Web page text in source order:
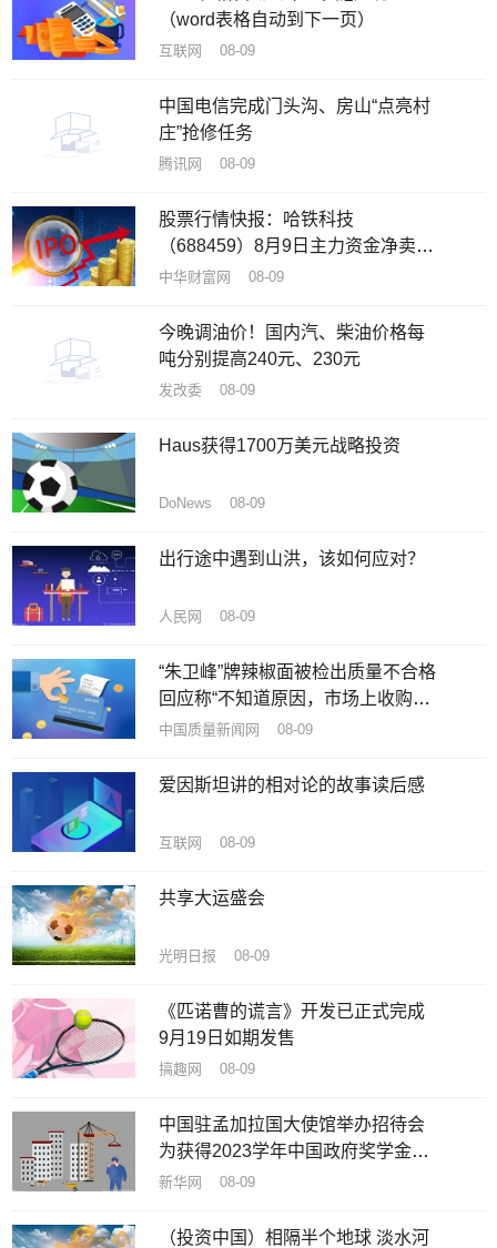
（word表格自动到下一页）
互联网 08-09
中国电信完成门头沟、房山“点亮村
庄”抢修任务
腾讯网 08-09
股票行情快报：哈铁科技
（688459）8月9日主力资金净卖出
58.64万元
中华财富网 08-09
今晚调油价！国内汽、柴油价格每
吨分别提高240元、230元
发改委 08-09
Haus获得1700万美元战略投资
DoNews 08-09
出行途中遇到山洪，该如何应对？
人民网 08-09
“朱卫峰”牌辣椒面被检出质量不合格
回应称“不知道原因，市场上收购的
辣椒”
中国质量新闻网 08-09
爱因斯坦讲的相对论的故事读后感
互联网 08-09
共享大运盛会
光明日报 08-09
《匹诺曹的谎言》开发已正式完成
9月19日如期发售
搞趣网 08-09
中国驻孟加拉国大使馆举办招待会
为获得2023学年中国政府奖学金新
生送行
新华网 08-09
（投资中国）相隔半个地球 淡水河